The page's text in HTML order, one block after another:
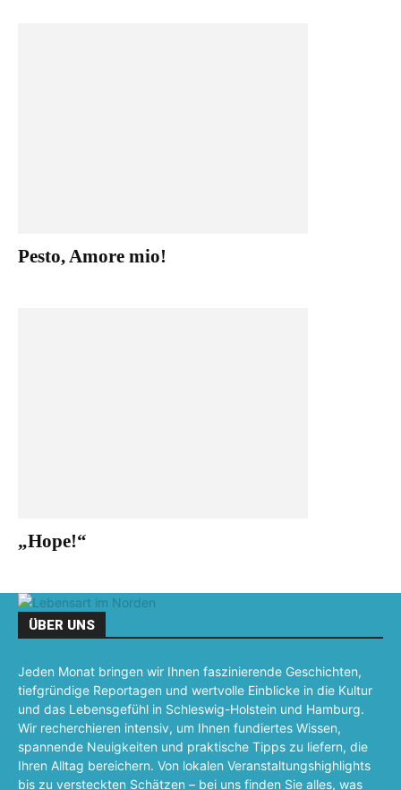
Pesto, Amore mio!
„Hope!“
ÜBER UNS
Jeden Monat bringen wir Ihnen faszinierende Geschichten,
tiefgründige Reportagen und wertvolle Einblicke in die Kultur
und das Lebensgefühl in Schleswig-Holstein und Hamburg.
Wir recherchieren intensiv, um Ihnen fundiertes Wissen,
spannende Neuigkeiten und praktische Tipps zu liefern, die
Ihren Alltag bereichern. Von lokalen Veranstaltungshighlights
bis zu versteckten Schätzen – bei uns finden Sie alles, was